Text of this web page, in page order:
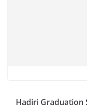
Hadiri Graduation